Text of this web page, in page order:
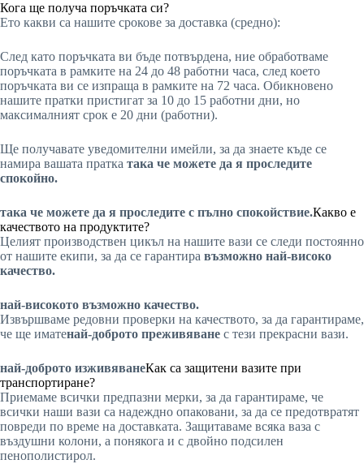
Кога ще получа поръчката си?
Ето какви са нашите срокове за доставка (средно):
След като поръчката ви бъде потвърдена, ние обработваме
поръчката в рамките на 24 до 48 работни часа, след което
поръчката ви се изпраща в рамките на 72 часа. Обикновено
нашите пратки пристигат за 10 до 15 работни дни, но
максималният срок е 20 дни (работни).
Ще получавате уведомителни имейли, за да знаете къде се
намира вашата пратка така че можете да я проследите
спокойно.
така че можете да я проследите с пълно спокойствие.Какво е
качеството на продуктите?
Целият производствен цикъл на нашите вази се следи постоянно
от нашите екипи, за да се гарантира възможно най-високо
качество.
най-високото възможно качество.
Извършваме редовни проверки на качеството, за да гарантираме,
че ще иматенай-доброто преживяване с тези прекрасни вази.
най-доброто изживяванеКак са защитени вазите при
транспортиране?
Приемаме всички предпазни мерки, за да гарантираме, че
всички наши вази са надеждно опаковани, за да се предотвратят
повреди по време на доставката. Защитаваме всяка ваза с
въздушни колони, а понякога и с двойно подсилен
пенополистирол.